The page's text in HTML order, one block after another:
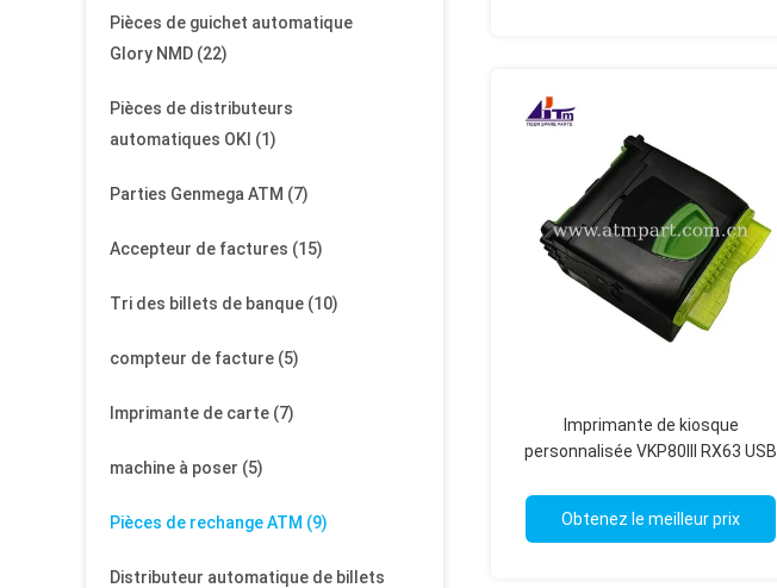
Pièces de guichet automatique
Glory NMD (22)
Pièces de distributeurs
automatiques OKI (1)
Parties Genmega ATM (7)
Accepteur de factures (15)
Tri des billets de banque (10)
compteur de facture (5)
Imprimante de carte (7)
machine à poser (5)
Pièces de rechange ATM (9)
Distributeur automatique de billets
Imprimante de kiosque
personnalisée VKP80III RX63 USB
Obtenez le meilleur prix